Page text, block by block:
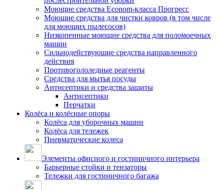
Моющие средства Econom-класса Прогресс
Моющие средства для чистки ковров (в том числе
для моющих пылесосов)
Низкопенные моющие средства для поломоечных
машин
Сильнодействующие средства направленного
действия
Противогололедные реагенты
Средства для мытья посуды
Антисептики и средства защиты
Антисептики
Перчатки
Колёса и колёсные опоры
Колёса для уборочных машин
Колёса для тележек
Пневматические колеса
Элементы офисного и гостиничного интерьера
Барьерные стойки и тензаторы
Тележки для гостиничного багажа